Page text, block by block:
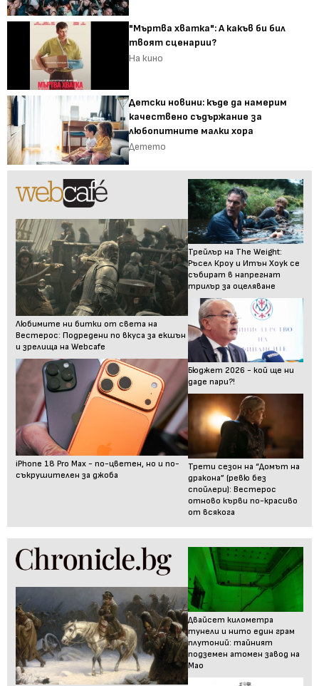
"Мъртва хватка": А какъв би бил
твоят сценарии?
На кино
Детски новини: къде да намерим
качествено съдържание за
любопитните малки хора
Детето
Любимите ни битки от света на
Вестерос: Подредени по вкуса за екшън
и зрелища на Webcafe
iPhone 18 Pro Max - по-цветен, но и по-
съкрушителен за джоба
Трейлър на The Weight:
Ръсел Кроу и Итън Хоук се
събират в напрегнат
трилър за оцеляване
Бюджет 2026 - кой ще ни
даде пари?!
Трети сезон на “Домът на
дракона” (ревю без
спойлери): Вестерос
отново кърви по-красиво
от всякога
Двайсет километра
тунели и нито един грам
плутоний: тайният
подземен атомен завод на
Мао